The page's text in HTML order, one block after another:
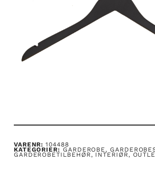
VARENR:104488
KATEGORIER: GARDEROBE,
GARDEROBETILBEHØR, INTERIØR,